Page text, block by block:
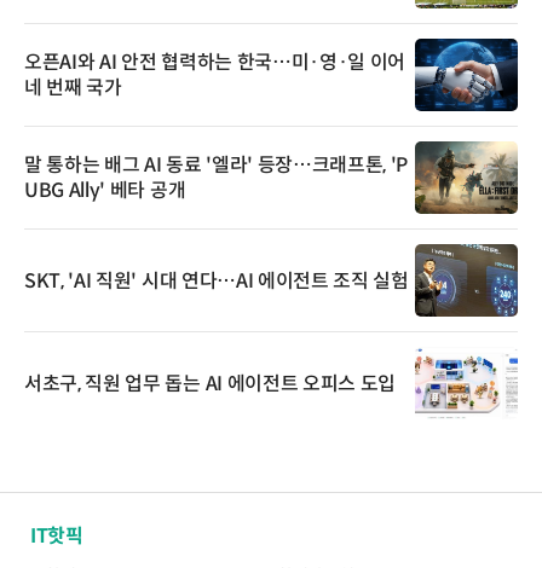
오픈AI와 AI 안전 협력하는 한국…미·영·일 이어
네 번째 국가
말 통하는 배그 AI 동료 '엘라' 등장…크래프톤, 'P
UBG Ally' 베타 공개
SKT, 'AI 직원' 시대 연다…AI 에이전트 조직 실험
서초구, 직원 업무 돕는 AI 에이전트 오피스 도입
IT핫픽